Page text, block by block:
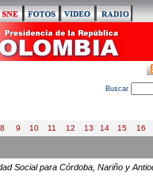
Buscar
8 9 10 11 12 13 14 15 16
Social para Córdoba, Nariño y